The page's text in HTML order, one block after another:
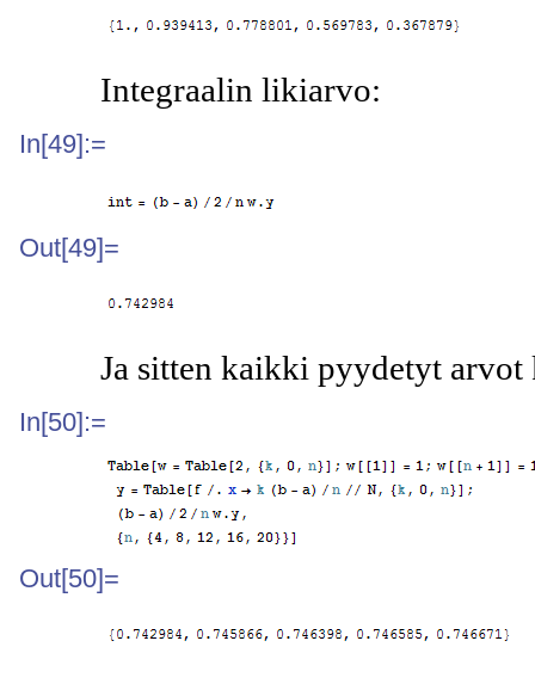
Integraalin likiarvo:
In[49]:=
Out[49]=
Ja sitten kaikki pyydetyt arvot
In[50]:=
Out[50]=